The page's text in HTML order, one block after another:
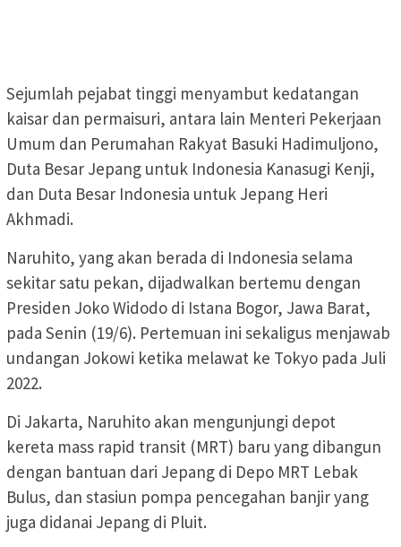
Sejumlah pejabat tinggi menyambut kedatangan
kaisar dan permaisuri, antara lain Menteri Pekerjaan
Umum dan Perumahan Rakyat Basuki Hadimuljono,
Duta Besar Jepang untuk Indonesia Kanasugi Kenji,
dan Duta Besar Indonesia untuk Jepang Heri
Akhmadi.
Naruhito, yang akan berada di Indonesia selama
sekitar satu pekan, dijadwalkan bertemu dengan
Presiden Joko Widodo di Istana Bogor, Jawa Barat,
pada Senin (19/6). Pertemuan ini sekaligus menjawab
undangan Jokowi ketika melawat ke Tokyo pada Juli
2022.
Di Jakarta, Naruhito akan mengunjungi depot
kereta mass rapid transit (MRT) baru yang dibangun
dengan bantuan dari Jepang di Depo MRT Lebak
Bulus, dan stasiun pompa pencegahan banjir yang
juga didanai Jepang di Pluit.